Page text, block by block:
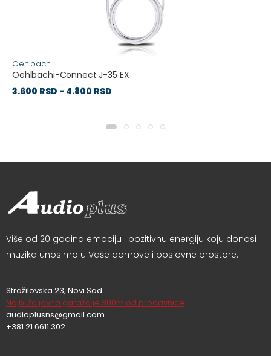
Oehlbach
Oehlbachi-Connect J-35 EX
3.600 RSD - 4.800 RSD
Više od 20 godina emociju i pozitivnu energiju koju donosi
muzika unosimo u Vaše domove i poslovne prostore.
Stražilovska 23, Novi Sad
Najbliža javna garaža je 300m od prodavnice
audioplusns@gmail.com
+381 21 6611 302